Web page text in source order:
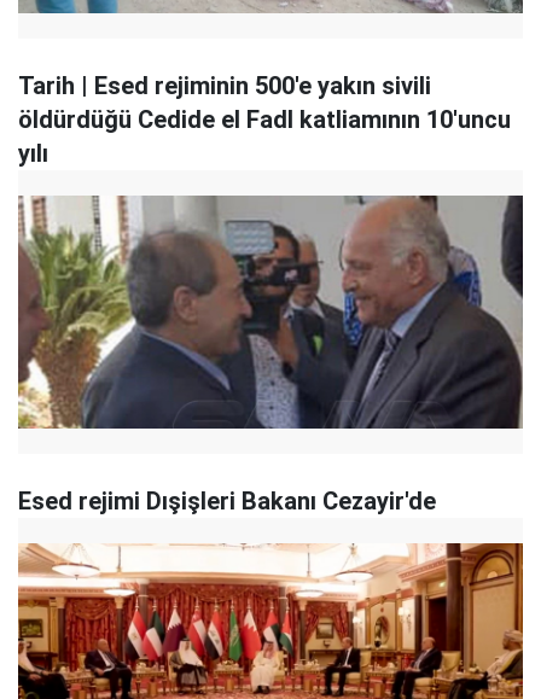
Tarih | Esed rejiminin 500'e yakın sivili
öldürdüğü Cedide el Fadl katliamının 10'uncu
yılı
Esed rejimi Dışişleri Bakanı Cezayir'de